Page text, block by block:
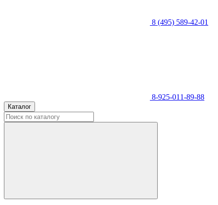
8 (495) 589-42-01
8-925-011-89-88
Каталог